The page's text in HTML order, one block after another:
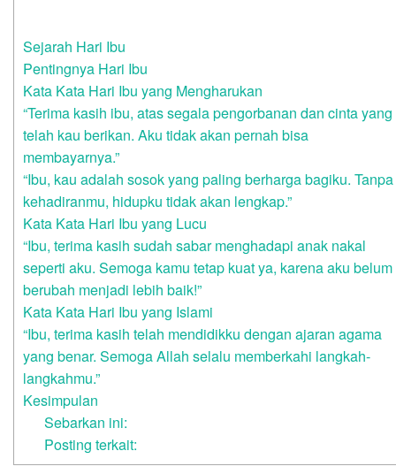
Sejarah Hari Ibu
Pentingnya Hari Ibu
Kata Kata Hari Ibu yang Mengharukan
“Terima kasih ibu, atas segala pengorbanan dan cinta yang
telah kau berikan. Aku tidak akan pernah bisa
membayarnya.”
“Ibu, kau adalah sosok yang paling berharga bagiku. Tanpa
kehadiranmu, hidupku tidak akan lengkap.”
Kata Kata Hari Ibu yang Lucu
“Ibu, terima kasih sudah sabar menghadapi anak nakal
seperti aku. Semoga kamu tetap kuat ya, karena aku belum
berubah menjadi lebih baik!”
Kata Kata Hari Ibu yang Islami
“Ibu, terima kasih telah mendidikku dengan ajaran agama
yang benar. Semoga Allah selalu memberkahi langkah-
langkahmu.”
Kesimpulan
Sebarkan ini:
Posting terkait: